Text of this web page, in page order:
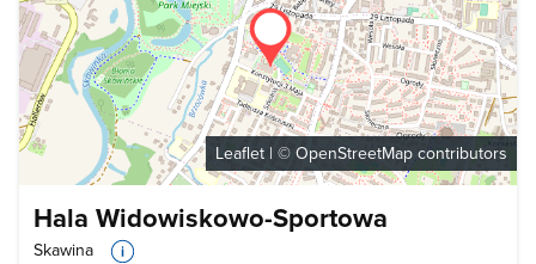
Leaflet | © OpenStreetMap contributors
Hala Widowiskowo-Sportowa
Skawina